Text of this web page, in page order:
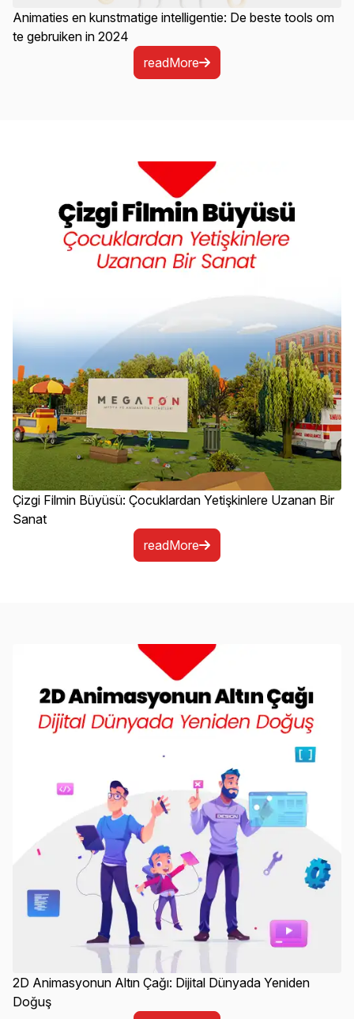
Animaties en kunstmatige intelligentie: De beste tools om
te gebruiken in 2024
readMore
Çizgi Filmin Büyüsü: Çocuklardan Yetişkinlere Uzanan Bir
Sanat
readMore
2D Animasyonun Altın Çağı: Dijital Dünyada Yeniden
Doğuş